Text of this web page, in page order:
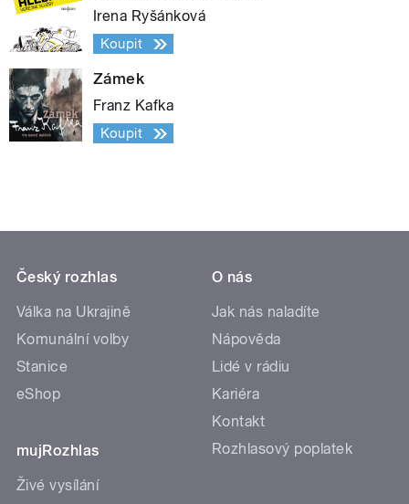
Irena Ryšánková
Koupit
Zámek
Franz Kafka
Koupit
Český rozhlas
Válka na Ukrajině
Komunální volby
Stanice
eShop
mujRozhlas
Živé vysílání
O nás
Jak nás naladíte
Nápověda
Lidé v rádiu
Kariéra
Kontakt
Rozhlasový poplatek